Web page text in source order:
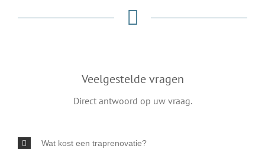
Veelgestelde vragen
Direct antwoord op uw vraag.
Wat kost een traprenovatie?